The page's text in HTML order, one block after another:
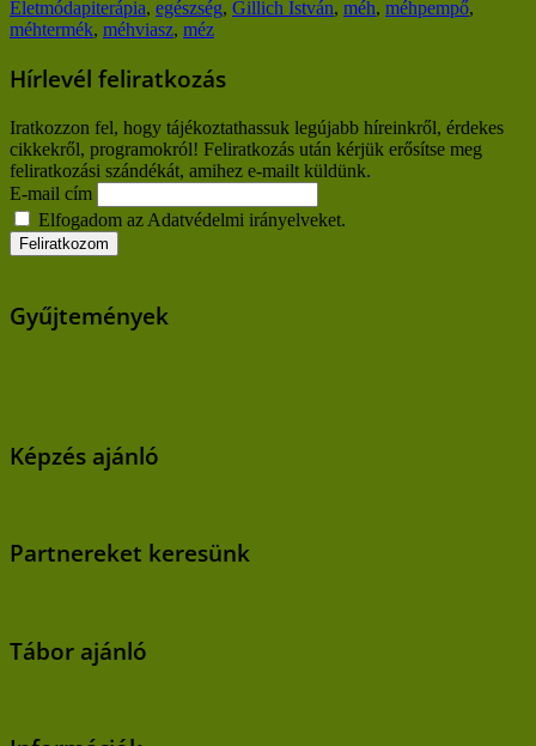
Életmódapiterápia, egészség, Gillich István, méh, méhpempő,
méhtermék, méhviasz, méz
Hírlevél feliratkozás
Iratkozzon fel, hogy tájékoztathassuk legújabb híreinkről, érdekes
cikkekről, programokról! Feliratkozás után kérjük erősítse meg
feliratkozási szándékát, amihez e-mailt küldünk.
E-mail cím
Elfogadom az Adatvédelmi irányelveket.
Gyűjtemények
Képzés ajánló
Partnereket keresünk
Tábor ajánló